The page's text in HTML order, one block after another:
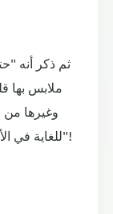
ثم ذكر أنه
ملابس بها
وغيرها من
للغاية في الأفلام الهندية، نعم، حتى في الأفلام التاميلية"!